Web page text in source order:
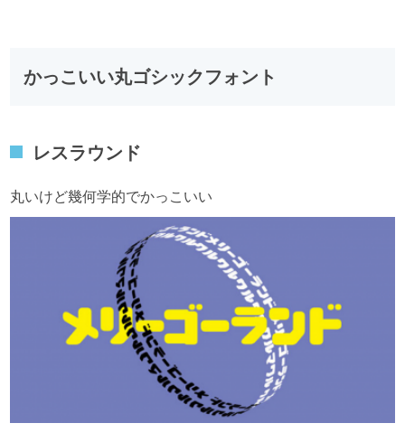
かっこいい丸ゴシックフォント
レスラウンド
丸いけど幾何学的でかっこいい